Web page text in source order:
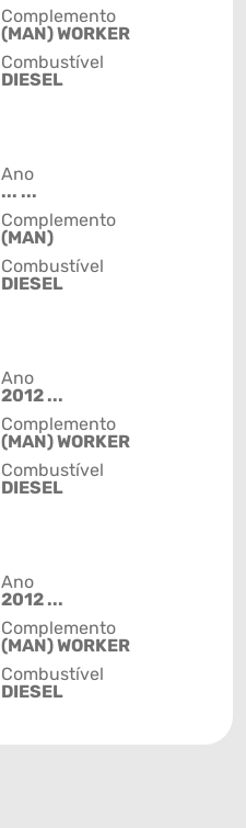
Complemento
(MAN) WORKER
Combustível
DIESEL
Ano
... ...
Complemento
(MAN)
Combustível
DIESEL
Ano
2012 ...
Complemento
(MAN) WORKER
Combustível
DIESEL
Ano
2012 ...
Complemento
(MAN) WORKER
Combustível
DIESEL